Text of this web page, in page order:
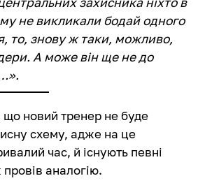
не викликали бодай одного
то, знову ж таки, можливо,
А може він ще не до
новий тренер не буде
схему, адже на це
час, й існують певні
аналогію.